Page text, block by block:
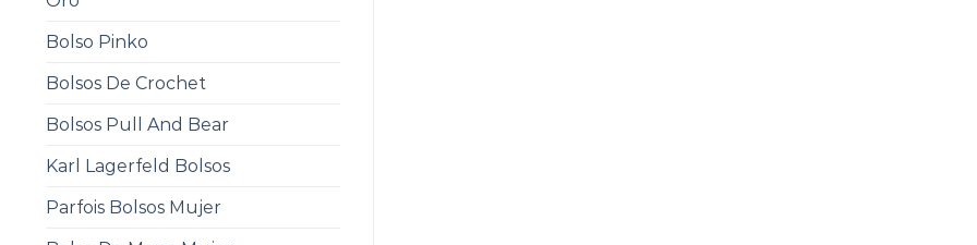
Bolso Pinko
Bolsos De Crochet
Bolsos Pull And Bear
Karl Lagerfeld Bolsos
Parfois Bolsos Mujer